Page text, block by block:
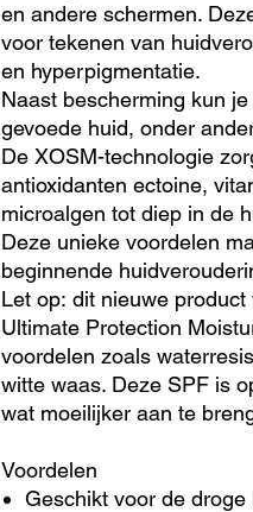
en andere schermen.
voor tekenen van
en hyperpigmentatie.
Naast bescherming kun
gevoede huid, onder
De XOSM-technologie
antioxidanten ectoine,
microalgen tot diep in de
Deze unieke voordelen
beginnende
Let op: dit nieuwe
Ultimate Protection
voordelen zoals
witte waas. Deze SPF is
wat moeilijker aan te
Voordelen
Geschikt voor de droge